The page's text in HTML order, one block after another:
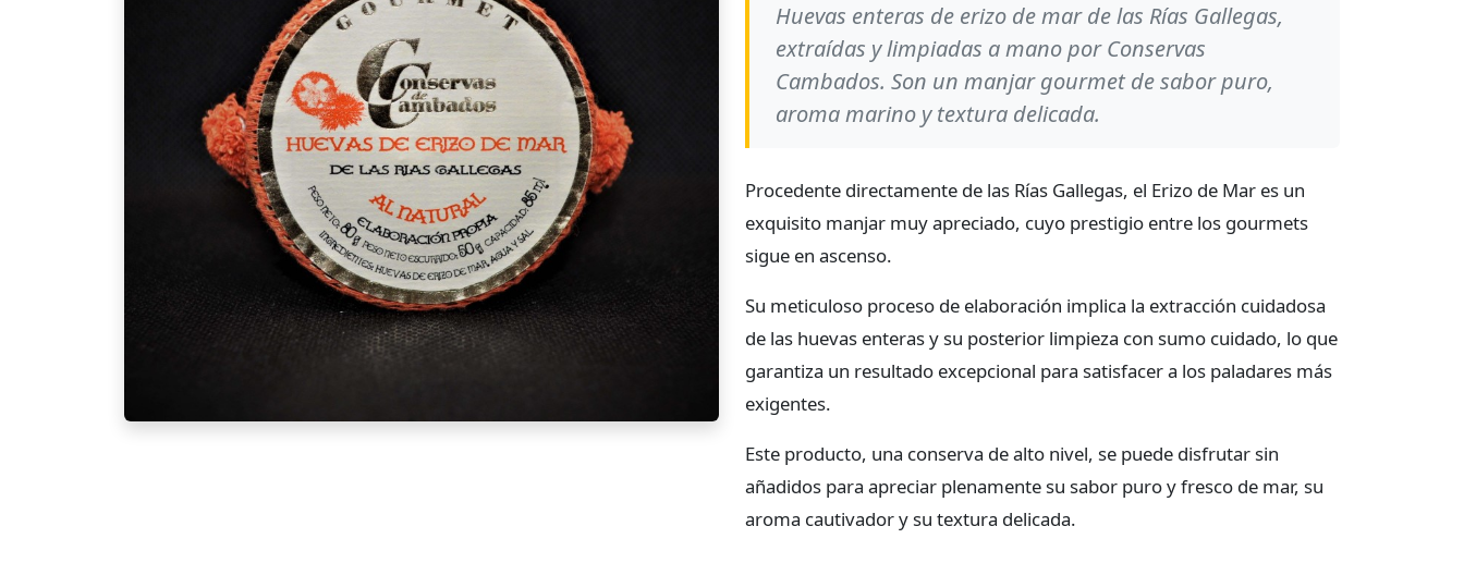
Huevas enteras de erizo de mar de las Rías Gallegas,
extraídas y limpiadas a mano por Conservas
Cambados. Son un manjar gourmet de sabor puro,
aroma marino y textura delicada.
Procedente directamente de las Rías Gallegas, el Erizo de Mar es un
exquisito manjar muy apreciado, cuyo prestigio entre los gourmets
sigue en ascenso.
Su meticuloso proceso de elaboración implica la extracción cuidadosa
de las huevas enteras y su posterior limpieza con sumo cuidado, lo que
garantiza un resultado excepcional para satisfacer a los paladares más
exigentes.
Este producto, una conserva de alto nivel, se puede disfrutar sin
añadidos para apreciar plenamente su sabor puro y fresco de mar, su
aroma cautivador y su textura delicada.